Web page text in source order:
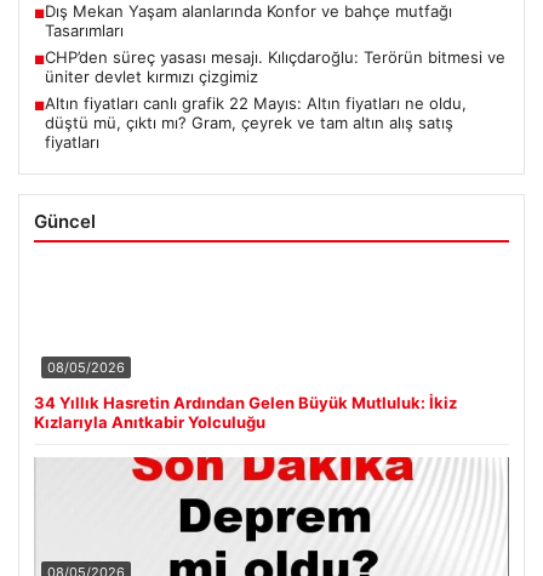
■Dış Mekan Yaşam alanlarında Konfor ve bahçe mutfağı
Tasarımları
■CHP’den süreç yasası mesajı. Kılıçdaroğlu: Terörün bitmesi ve
üniter devlet kırmızı çizgimiz
■Altın fiyatları canlı grafik 22 Mayıs: Altın fiyatları ne oldu,
düştü mü, çıktı mı? Gram, çeyrek ve tam altın alış satış
fiyatları
Güncel
08/05/2026
34 Yıllık Hasretin Ardından Gelen Büyük Mutluluk: İkiz
Kızlarıyla Anıtkabir Yolculuğu